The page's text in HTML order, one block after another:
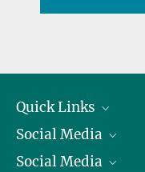
Quick Links
Präsident
Zahlen und Fakten
Social Media
Bluesky
Social Media